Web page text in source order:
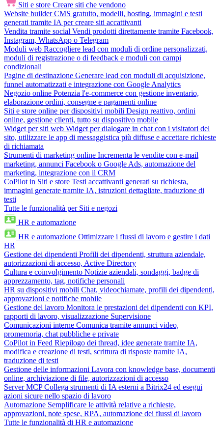
Siti e store Creare siti che vendono
Website builder CMS gratuito, modelli, hosting, immagini e testi
generati tramite IA per creare siti accattivanti
Vendita tramite social Vendi prodotti direttamente tramite Facebook,
Instagram, WhatsApp o Telegram
Moduli web Raccogliere lead con moduli di ordine personalizzati,
moduli di registrazione o di feedback e moduli con campi
condizionali
Pagine di destinazione Generare lead con moduli di acquisizione,
funnel automatizzati e integrazione con Google Analytics
Negozio online Potenzia l'e-commerce con gestione inventario,
elaborazione ordini, consegne e pagamenti online
Siti e store online per dispositivi mobili Design reattivo, ordini
online, gestione clienti, tutto su dispositivo mobile
Widget per siti web Widget per dialogare in chat con i visitatori del
sito, utilizzare le app di messaggistica più diffuse e accettare richieste
di richiamata
Strumenti di marketing online Incrementa le vendite con e-mail
marketing, annunci Facebook o Google Ads, automazione del
marketing, integrazione con il CRM
CoPilot in Siti e store Testi accattivanti generati su richiesta,
immagini generate tramite IA, istruzioni dettagliate, traduzione di
testi
Tutte le funzionalità per Siti e negozi
HR e automazione
HR e automazione Ottimizzare i flussi di lavoro e gestire i dati
HR
Gestione dei dipendenti Profili dei dipendenti, struttura aziendale,
autorizzazioni di accesso, Active Directory
Cultura e coinvolgimento Notizie aziendali, sondaggi, badge di
apprezzamento, tag, notifiche personali
HR su dispositivi mobili Chat, videochiamate, profili dei dipendenti,
approvazioni e notifiche mobile
Gestione del lavoro Monitora le prestazioni dei dipendenti con KPI,
rapporti di lavoro, visualizzazione Supervisione
Comunicazioni interne Comunica tramite annunci video,
promemoria, chat pubbliche e private
CoPilot in Feed Riepilogo dei thread, idee generate tramite IA,
modifica e creazione di testi, scrittura di risposte tramite IA,
traduzione di testi
Gestione delle informazioni Lavora con knowledge base, documenti
online, archiviazione di file, autorizzazioni di accesso
Server MCP Collega strumenti di IA esterni a Bitrix24 ed esegui
azioni sicure nello spazio di lavoro
Automazione Semplificare le attività relative a richieste,
approvazioni, note spese, RPA, automazione dei flussi di lavoro
Tutte le funzionalità di HR e automazione